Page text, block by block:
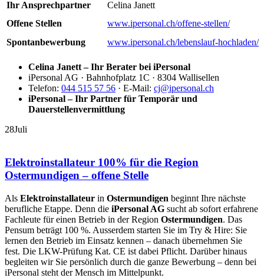
Ihr Ansprechpartner
Celina Janett
Offene Stellen
www.ipersonal.ch/offene-stellen/
Spontanbewerbung
www.ipersonal.ch/lebenslauf-hochladen/
Celina Janett – Ihr Berater bei iPersonal
iPersonal AG · Bahnhofplatz 1C · 8304 Wallisellen
Telefon: 044 515 57 56 · E-Mail: cj@ipersonal.ch
iPersonal – Ihr Partner für Temporär und
Dauerstellenvermittlung
28Juli
Elektroinstallateur 100% für die Region
Ostermundigen – offene Stelle
Als Elektroinstallateur in Ostermundigen beginnt Ihre nächste
berufliche Etappe. Denn die iPersonal AG sucht ab sofort erfahrene
Fachleute für einen Betrieb in der Region Ostermundigen. Das
Pensum beträgt 100 %. Ausserdem starten Sie im Try & Hire: Sie
lernen den Betrieb im Einsatz kennen – danach übernehmen Sie
fest. Die LKW-Prüfung Kat. CE ist dabei Pflicht. Darüber hinaus
begleiten wir Sie persönlich durch die ganze Bewerbung – denn bei
iPersonal steht der Mensch im Mittelpunkt.